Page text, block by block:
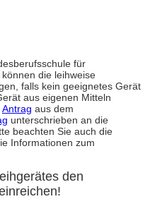
für
die leihweise
falls kein geeignetes Gerät
aus eigenen Mitteln
Antrag aus dem
unterschrieben an die
beachten Sie auch die
Informationen zum
den